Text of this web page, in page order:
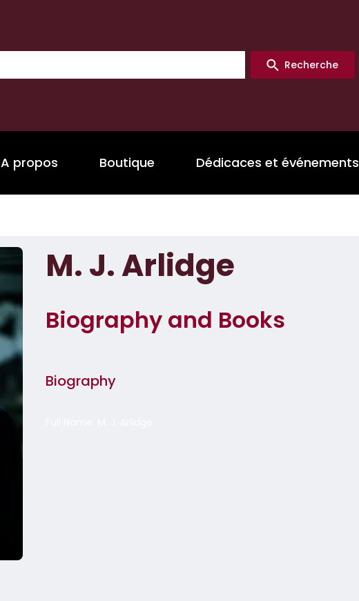
Recherche
A propos Boutique Dédicaces et événements
M. J. Arlidge
Biography and Books
Biography